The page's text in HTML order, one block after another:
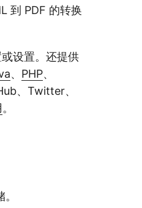
到 PDF 的转换
设置。还提供
、 PHP、
、Twitter、
。